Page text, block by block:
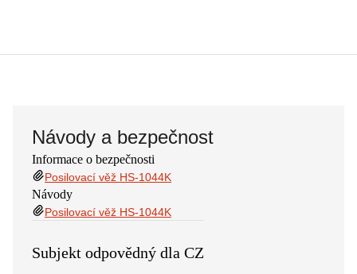
Návody a bezpečnost
Informace o bezpečnosti
Posilovací věž HS-1044K
Návody
Posilovací věž HS-1044K
Subjekt odpovědný dla CZ